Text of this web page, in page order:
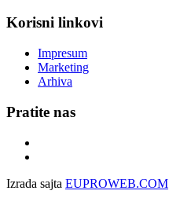
Korisni linkovi
Impresum
Marketing
Arhiva
Pratite nas
Izrada sajta EUPROWEB.COM